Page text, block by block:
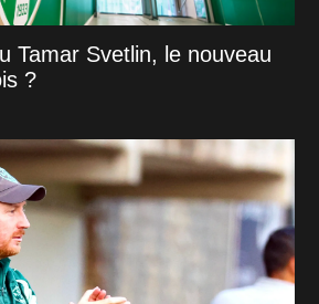
Tamar Svetlin, le nouveau
?